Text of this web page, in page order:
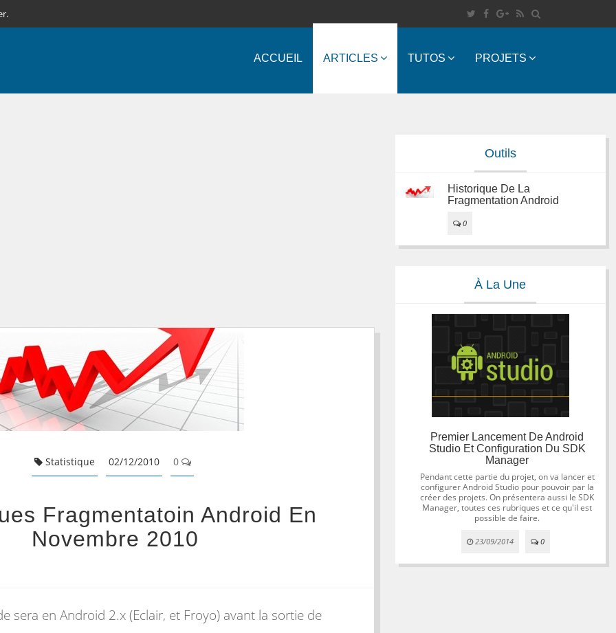
ACCUEIL ARTICLES TUTOS PROJETS
Statistique 02/12/2010 0
Fragmentatoin Android En
Novembre 2010
sera en Android 2.x (Eclair, et Froyo) avant la sortie de
Outils
Historique De La
Fragmentation Android
0
À La Une
Premier Lancement De Android
Studio Et Configuration Du SDK
Manager
Pendant cette partie du projet, on va lancer et
configurer Android Studio pour pouvoir par la
créer des projets. On présentera aussi le SDK
Manager, toutes ces rubriques et ce qu'il est
possible de faire.
23/09/2014 0